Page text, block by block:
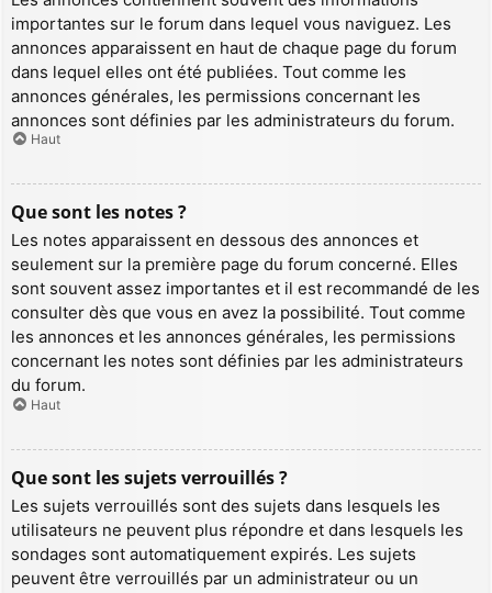
importantes sur le forum dans lequel vous naviguez. Les
annonces apparaissent en haut de chaque page du forum
dans lequel elles ont été publiées. Tout comme les
annonces générales, les permissions concernant les
annonces sont définies par les administrateurs du forum.
Haut
Que sont les notes ?
Les notes apparaissent en dessous des annonces et
seulement sur la première page du forum concerné. Elles
sont souvent assez importantes et il est recommandé de les
consulter dès que vous en avez la possibilité. Tout comme
les annonces et les annonces générales, les permissions
concernant les notes sont définies par les administrateurs
du forum.
Haut
Que sont les sujets verrouillés ?
Les sujets verrouillés sont des sujets dans lesquels les
utilisateurs ne peuvent plus répondre et dans lesquels les
sondages sont automatiquement expirés. Les sujets
peuvent être verrouillés par un administrateur ou un